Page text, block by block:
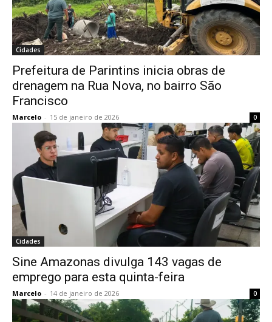
Cidades
Prefeitura de Parintins inicia obras de
drenagem na Rua Nova, no bairro São
Francisco
Marcelo - 15 de janeiro de 2026 0
Cidades
Sine Amazonas divulga 143 vagas de
emprego para esta quinta-feira
Marcelo - 14 de janeiro de 2026 0